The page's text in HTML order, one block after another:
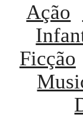
Ação
Ficção